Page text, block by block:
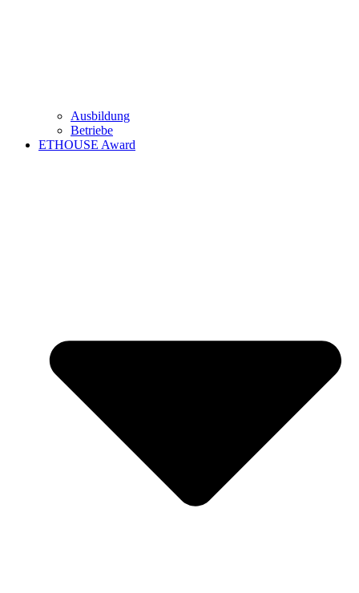
Ausbildung
Betriebe
ETHOUSE Award